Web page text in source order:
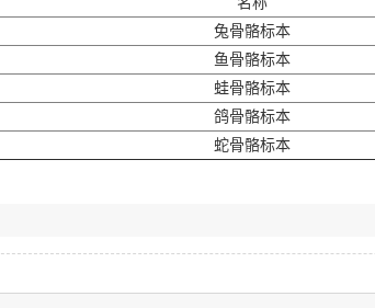
兔骨骼标本
鱼骨骼标本
蛙骨骼标本
鸽骨骼标本
蛇骨骼标本